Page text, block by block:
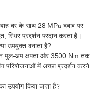
दर के साथ 28 MPa दबाव पर
स्थिर प्रदर्शन प्रदान करता है।
उपयुक्त बनाता है?
पुल-अप क्षमता और 3500 Nm तक
परियोजनाओं में अच्छा प्रदर्शन करने
उपयोग किया जाता है?